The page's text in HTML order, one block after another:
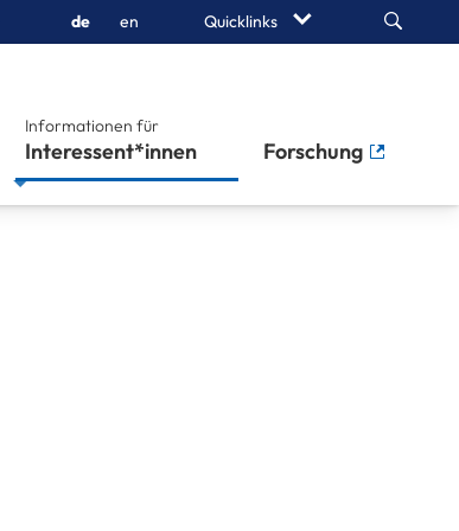
de en Quicklinks Search
Informationen für
Interessent*innen Forschung